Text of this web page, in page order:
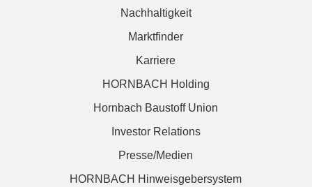
Nachhaltigkeit
Marktfinder
Karriere
HORNBACH Holding
Hornbach Baustoff Union
Investor Relations
Presse/Medien
HORNBACH Hinweisgebersystem